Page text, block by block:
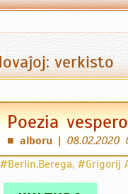
verkisto
Poezia
■ alboru | 08.02.2020
#Berlin.Berega, #Grigorij